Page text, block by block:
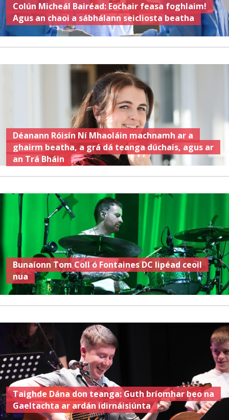
Colún Micheál Bairéad: Eochair feasa foghlaim!
Agus an chaoi a sábhálann seicliosta beatha
Déanann Róisín Ní Mhaoláin machnamh ar a
ghairm beatha, a grá dá teanga dúchais, agus ar
an Trá Bháin
Bunaíonn Tom Coll ó Fontaines DC lipéad ceoil
nua
Taighde Dána don teanga: Guth bríomhar beo na
Gaeltachta ar ardán idirnáisiúnta